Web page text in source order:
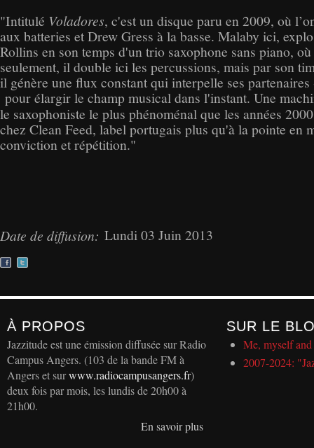
"Intitulé Voladores, c'est un disque paru en 2009, où
aux batteries et Drew Gress à la basse. Malaby ici,
Rollins en son temps d'un trio saxophone sans piano,
seulement, il double ici les percussions, mais par son
il génère une flux constant qui interpelle ses
pour élargir le champ musical dans l'instant. Une
le saxophoniste le plus phénoménal que les années
chez Clean Feed, label portugais plus qu'à la pointe en
conviction et répétition."
Date de diffusion: Lundi 03 Juin 2013
À PROPOS
Jazzitude est une émission diffusée sur Radio
Campus Angers. (103 de la bande FM à
Angers et surwww.radiocampusangers.fr)
deux fois par mois, les lundis de 20h00 à
21h00.
En savoir plus
SUR LE
Me, myself
2007-2024: